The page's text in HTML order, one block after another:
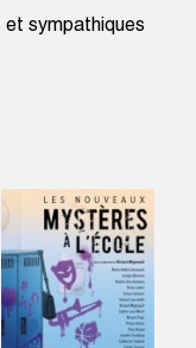
et sympathiques